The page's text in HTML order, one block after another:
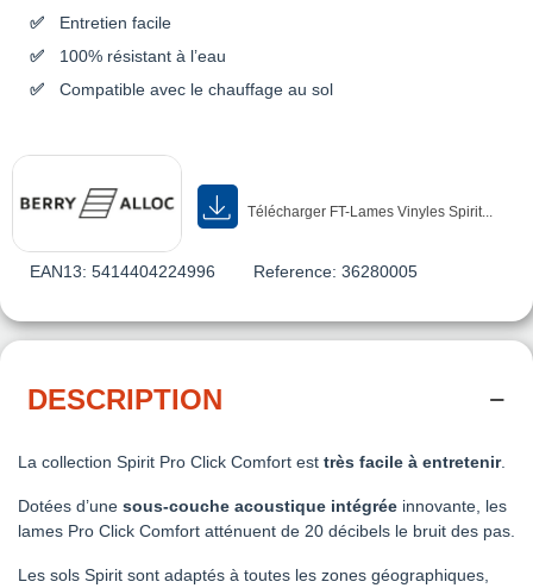
Entretien facile
100% résistant à l’eau
Compatible avec le chauffage au sol
Télécharger FT-Lames Vinyles Spirit...
EAN13: 5414404224996 Reference: 36280005
DESCRIPTION
La collection Spirit Pro Click Comfort est très facile à entretenir.
Dotées d’une sous-couche acoustique intégrée innovante, les
lames Pro Click Comfort atténuent de 20 décibels le bruit des pas.
Les sols Spirit sont adaptés à toutes les zones géographiques,